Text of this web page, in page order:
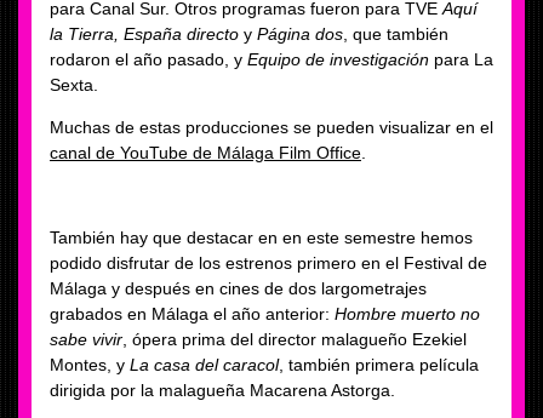
para Canal Sur. Otros programas fueron para TVE Aquí
la Tierra, España directo y Página dos , que también
rodaron el año pasado, y Equipo de investigación para La
Sexta.
Muchas de estas producciones se pueden visualizar en el
canal de YouTube de Málaga Film Office
También hay que destacar en en este semestre hemos
podido disfrutar de los estrenos primero en el Festival de
Málaga y después en cines de dos largometrajes
grabados en Málaga el año anterior: Hombre muerto no
sabe vivir , ópera prima del director malagueño Ezekiel
Montes, y La casa del caracol, también primera película
dirigida por la malagueña Macarena Astorga.